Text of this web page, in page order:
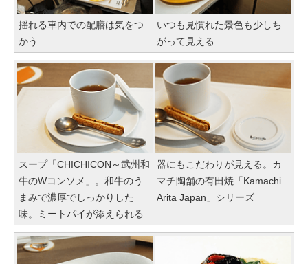
揺れる車内での配膳は気をつ
かう
いつも見慣れた景色も少しち
がって見える
スープ「CHICHICON～武州和
牛のWコンソメ」。和牛のう
まみで濃厚でしっかりした
味。ミートパイが添えられる
器にもこだわりが見える。カ
マチ陶舗の有田焼「Kamachi
Arita Japan」シリーズ